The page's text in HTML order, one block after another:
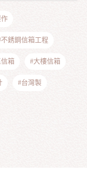
不銹鋼信箱工程
箱 #大樓信箱
#台灣製